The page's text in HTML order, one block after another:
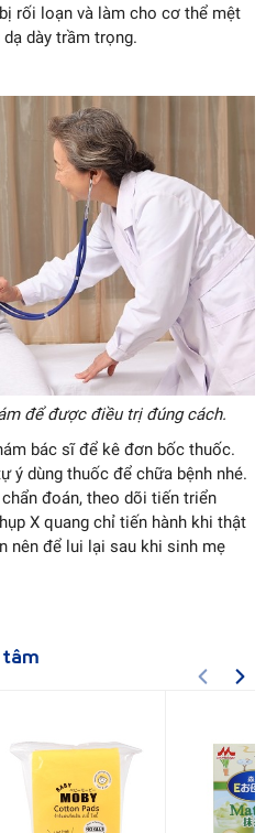
rối loạn và làm cho cơ thể mệt
dày trầm trọng.
để được điều trị đúng cách.
bác sĩ để kê đơn bốc thuốc.
ý dùng thuốc để chữa bệnh nhé.
đoán, theo dõi tiến triển
X quang chỉ tiến hành khi thật
nên để lui lại sau khi sinh mẹ
tâm